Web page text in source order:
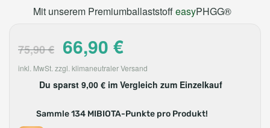
Mit unserem PremiumballaststoffeasyPHGG®
75,90€ 66,90 €
inkl. MwSt. zzgl. klimaneutraler Versand
Du sparst 9,00 € im Vergleich zum Einzelkauf
Sammle 134 MIBIOTA-Punkte pro Produkt!